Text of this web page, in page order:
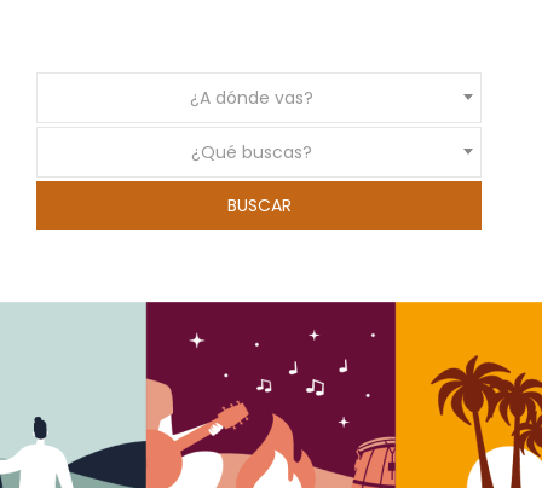
¿A dónde vas?
¿Qué buscas?